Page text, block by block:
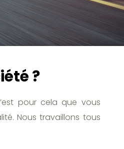
?
pour cela que vous
Nous travaillons tous